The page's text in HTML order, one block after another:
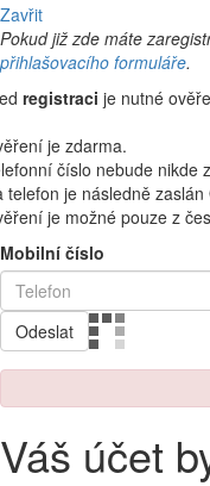
Zavřit
Pokud již zde máte
přihlašovacího formuláře.
registraci je nutné
je zdarma.
číslo nebude nikde
telefon je následně zaslán
je možné pouze z
Mobilní číslo
Odeslat
Váš účet